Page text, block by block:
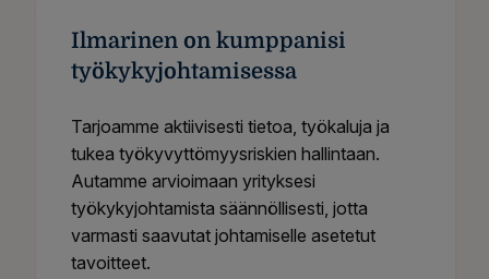
Ilmarinen on kumppanisi
työkykyjohtamisessa
Tarjoamme aktiivisesti tietoa, työkaluja ja
tukea työkyvyttömyysriskien hallintaan.
Autamme arvioimaan yrityksesi
työkykyjohtamista säännöllisesti, jotta
varmasti saavutat johtamiselle asetetut
tavoitteet.